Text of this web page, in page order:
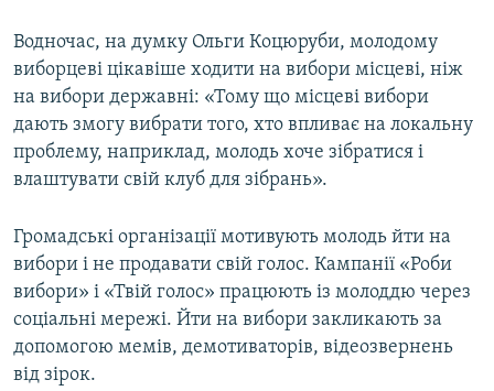
Водночас, на думку Ольги Коцюруби, молодому
виборцеві цікавіше ходити на вибори місцеві, ніж
на вибори державні: «Тому що місцеві вибори
дають змогу вибрати того, хто впливає на локальну
проблему, наприклад, молодь хоче зібратися і
влаштувати свій клуб для зібрань».
Громадські організації мотивують молодь йти на
вибори і не продавати свій голос. Кампанії «Роби
вибори» і «Твій голос» працюють із молоддю через
соціальні мережі. Йти на вибори закликають за
допомогою мемів, демотиваторів, відеозвернень
від зірок.